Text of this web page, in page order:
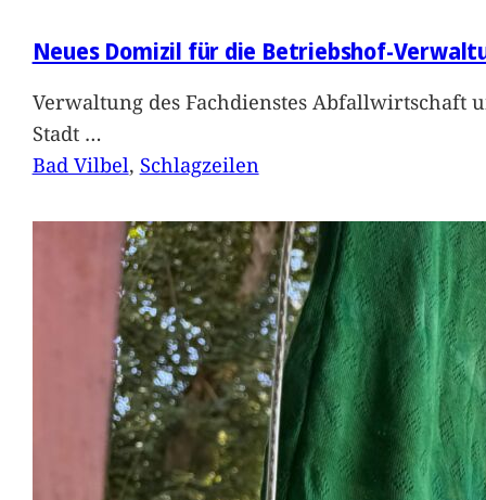
Neues Domizil für die Betriebshof-
Verwaltung des Fachdienstes Abfallwirtschaft
Stadt …
Bad Vilbel, Schlagzeilen